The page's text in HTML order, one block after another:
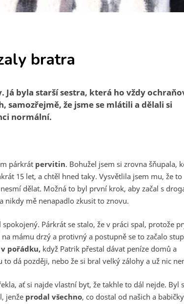
bratra
Já byla starší sestra, která ho vždy
samozřejmě, že jsme se mlátili a dělali si
normální.
párkrát pervitin. Bohužel jsem si zrovna šňupala,
15 let, a chtěl hned taky. Vysvětlila jsem mu, že
dělat. Možná to byl první krok, aby začal s
nikdy mě nenapadlo zkusit to znovu.
Párkrát se stalo, že v práci spal, protože
mámu drzý a protivný a postupně se to začalo
pořádku, když Patrik přestal dávat peníze domů a
dá později, nebo že si bral velký zálohy a už nic
ať si najde vlastní byt, že takhle to dál nejde. Byl
jenže prodal všechno, co dostal od našich a